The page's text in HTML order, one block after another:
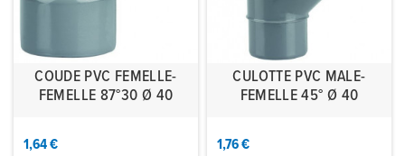
COUDE PVC FEMELLE-
FEMELLE 87°30 Ø 40
1,64 €
CULOTTE PVC MALE-
FEMELLE 45° Ø 40
1,76 €